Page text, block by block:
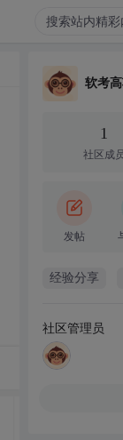
软考
1
社区成
发帖
经验分享
社区管理员